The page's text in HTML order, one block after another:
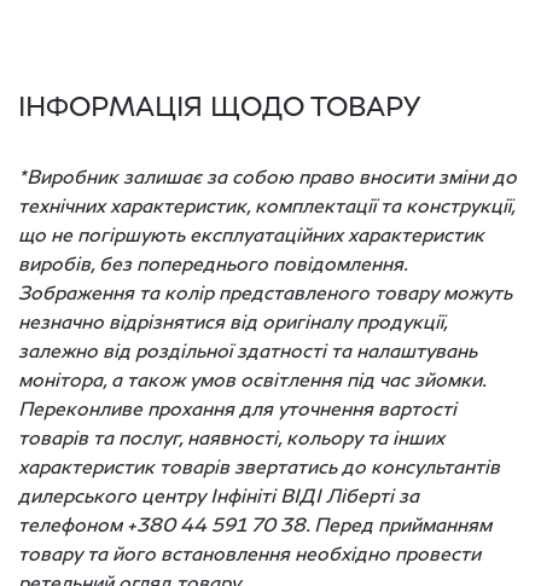
ІНФОРМАЦІЯ ЩОДО ТОВАРУ
*Виробник залишає за собою право вносити зміни до
технічних характеристик, комплектації та конструкції,
що не погіршують експлуатаційних характеристик
виробів, без попереднього повідомлення.
Зображення та колір представленого товару можуть
незначно відрізнятися від оригіналу продукції,
залежно від роздільної здатності та налаштувань
монітора, а також умов освітлення під час зйомки.
Переконливе прохання для уточнення вартості
товарів та послуг, наявності, кольору та інших
характеристик товарів звертатись до консультантів
дилерського центру Інфініті ВІДІ Ліберті за
телефоном +380 44 591 70 38. Перед прийманням
товару та його встановлення необхідно провести